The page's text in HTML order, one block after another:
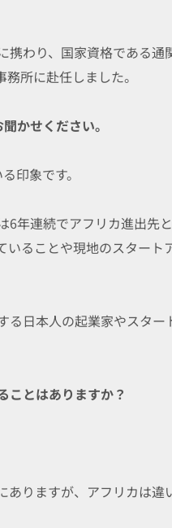
わり、国家資格である通
所に赴任しました。
かせください。
印象です。
6年連続でアフリカ進出先
ることや現地のスタート
日本人の起業家やスター
ことはありますか？
りますが、アフリカは違